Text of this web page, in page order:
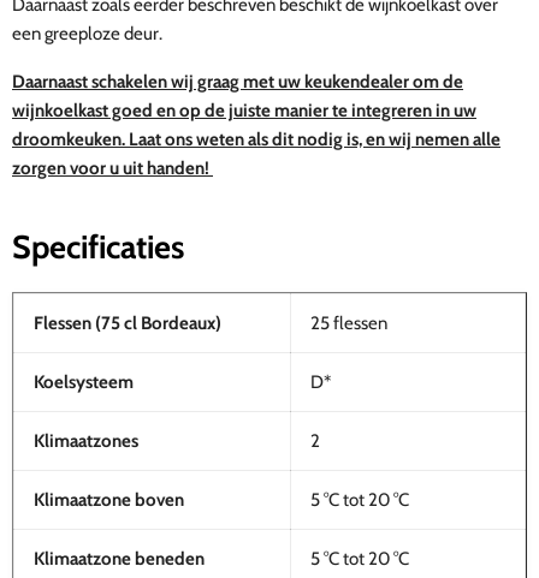
een greeploze deur.
Daarnaast schakelen wij graag met uw keukendealer om de
wijnkoelkast goed en op de juiste manier te integreren in uw
droomkeuken. Laat ons weten als dit nodig is, en wij nemen alle
zorgen voor u uit handen!
Specificaties
Flessen (75 cl Bordeaux) 25 flessen
Koelsysteem D*
Klimaatzones 2
Klimaatzone boven 5 °C tot 20 °C
Klimaatzone beneden 5 °C tot 20 °C